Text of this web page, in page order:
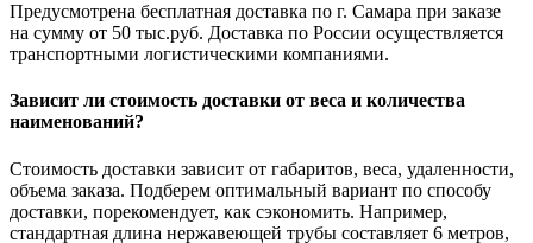
Предусмотрена бесплатная доставка по г. Самара при заказе
на сумму от 50 тыс.руб. Доставка по России осуществляется
транспортными логистическими компаниями.
Зависит ли стоимость доставки от веса и количества
наименований?
Стоимость доставки зависит от габаритов, веса, удаленности,
объема заказа. Подберем оптимальный вариант по способу
доставки, порекомендует, как сэкономить. Например,
стандартная длина нержавеющей трубы составляет 6 метров,